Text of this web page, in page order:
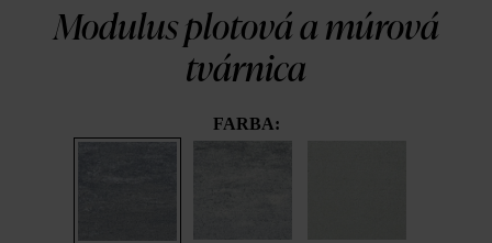
Modulus plotová a múrová
tvárnica
FARBA: